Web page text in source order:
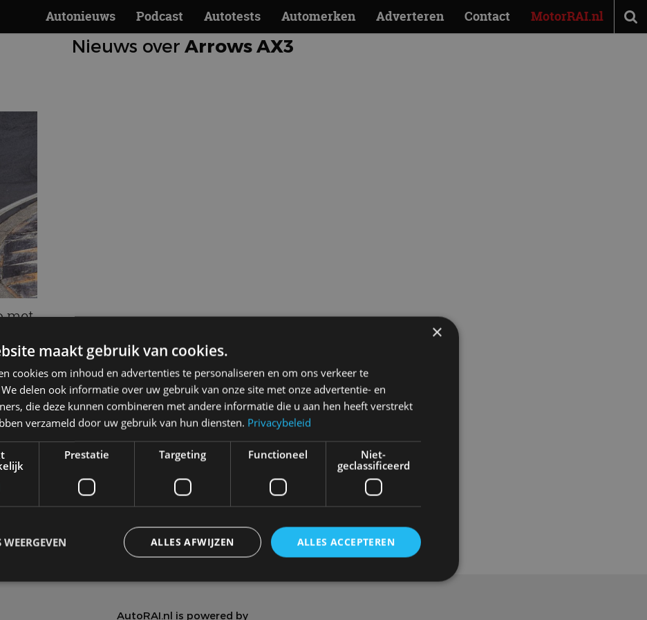
Autonieuws Podcast Autotests Automerken Adverteren Contact MotorRAI.nl
Nieuws over Arrows AX3
met
Meer autonieuws
Alle categorieën van AutoRAI.nl
Autotests Interview Column
Gadgets
Games
AutoRAI.nl is powered by
×
maakt gebruik van cookies.
cookies om inhoud en advertenties te personaliseren en om ons verkeer te
delen ook informatie over uw gebruik van onze site met onze advertentie- en
die deze kunnen combineren met andere informatie die u aan hen heeft verstrekt
verzameld door uw gebruik van hun diensten. Privacybeleid
Prestatie Targeting Functioneel
Niet-
geclassificeerd
ALLES ACCEPTEREN
ALLES AFWIJZEN
WEERGEVEN
Targeting Functioneel